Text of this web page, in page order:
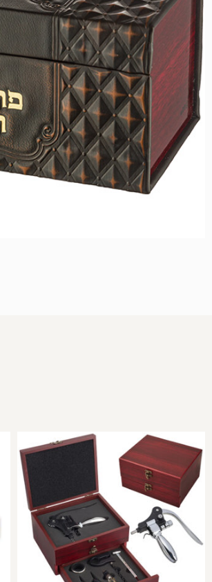
זה
מספר
סוגים.
ניתן
לבחור
את
האפשרויות
בעמוד